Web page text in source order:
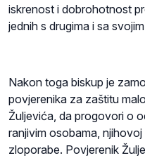
iskrenost i dobrohotnost
jednih s drugima i sa
Nakon toga biskup je
povjerenika za zaštitu
Žuljevića, da progovori o
ranjivim osobama,
zloporabe. Povjerenik